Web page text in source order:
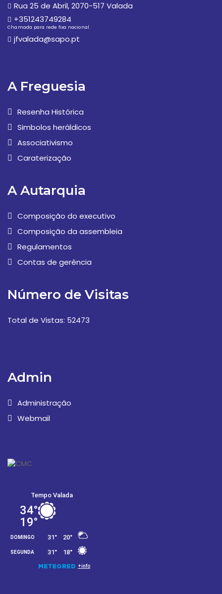
Rua 25 de Abril, 2070-517 Valada
+351243749284
Chamada para rede fixa nacional
jfvalada@sapo.pt
A Freguesia
Resenha Histórica
Simbolos heráldicos
Associativismo
Caraterização
A Autarquia
Composição do executivo
Composição da assembleia
Regulamentos
Contas de gerência
Número de Visitas
Total de Vistas: 52473
Admin
Administração
Webmail